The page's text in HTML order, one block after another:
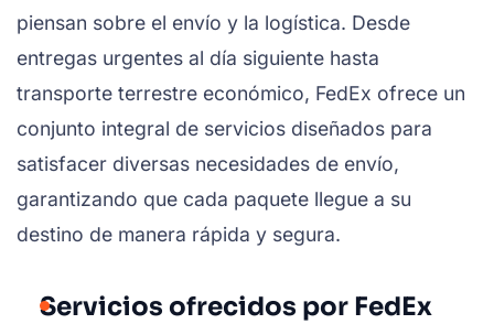
piensan sobre el envío y la logística. Desde
entregas urgentes al día siguiente hasta
transporte terrestre económico, FedEx ofrece un
conjunto integral de servicios diseñados para
satisfacer diversas necesidades de envío,
garantizando que cada paquete llegue a su
destino de manera rápida y segura.
Servicios ofrecidos por FedEx